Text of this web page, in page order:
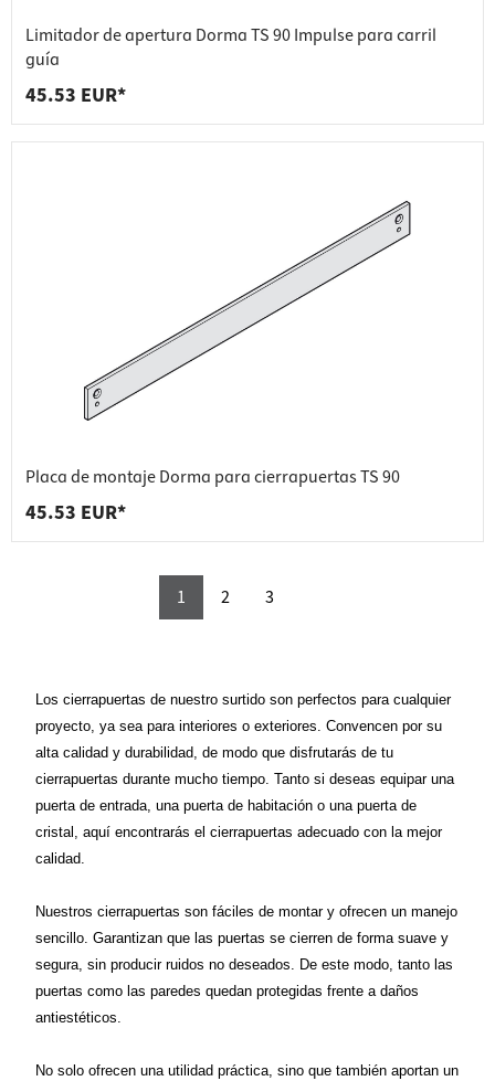
Limitador de apertura Dorma TS 90 Impulse para carril
guía
45.53 EUR*
Placa de montaje Dorma para cierrapuertas TS 90
45.53 EUR*
1 2 3
Los cierrapuertas de nuestro surtido son perfectos para cualquier
proyecto, ya sea para interiores o exteriores. Convencen por su
alta calidad y durabilidad, de modo que disfrutarás de tu
cierrapuertas durante mucho tiempo. Tanto si deseas equipar una
puerta de entrada, una puerta de habitación o una puerta de
cristal, aquí encontrarás el cierrapuertas adecuado con la mejor
calidad.
Nuestros cierrapuertas son fáciles de montar y ofrecen un manejo
sencillo. Garantizan que las puertas se cierren de forma suave y
segura, sin producir ruidos no deseados. De este modo, tanto las
puertas como las paredes quedan protegidas frente a daños
antiestéticos.
No solo ofrecen una utilidad práctica, sino que también aportan un